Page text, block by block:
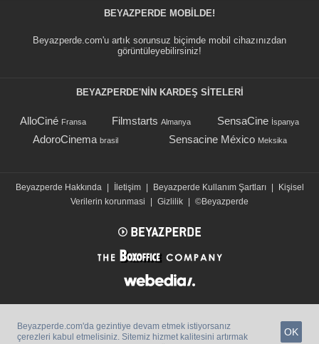
BEYAZPERDE MOBILDE!
Beyazperde.com'u artık sorunsuz biçimde mobil cihazınızdan
görüntüleyebilirsiniz!
BEYAZPERDE'NIN KARDEŞ SİTELERİ
AlloCiné Fransa Filmstarts Almanya SensaCine İspanya
AdoroCinema brasil Sensacine México Meksika
Beyazperde Hakkında İletişim Beyazperde Kullanım Şartları
Kişisel
Verilerin korunmasi
Gizlilik ©Beyazperde
Beyazperde.com'da gezintiye devam etmek istiyorsanız
çerezleri kabul etmelisiniz. Sitemiz hizmet kalitesini artırmak
OK